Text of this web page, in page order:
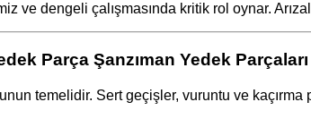
ve dengeli çalışmasında kritik rol oynar.
Parça Şanzıman Yedek Parçaları
temelidir. Sert geçişler, vuruntu ve